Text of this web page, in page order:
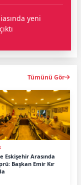
yeni
Tümünü Gör
Eskişehir Arasında
Başkan Emir Kır